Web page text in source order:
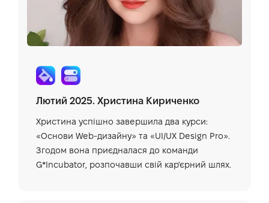
Лютий 2025. Христина Кириченко
Христина успішно завершила два курси:
«Основи Web-дизайну» та «UI/UX Design Pro».
Згодом вона приєдналася до команди
G*Incubator, розпочавши свій кар'єрний шлях.